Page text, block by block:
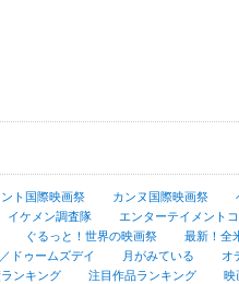
ント国際映画祭 カンヌ国際映画祭
イケメン調査隊 エンターテイメント
ぐるっと！世界の映画祭
最新！全
ドゥームズデイ 月がみている オ
ンキング 注目作品ランキング 映